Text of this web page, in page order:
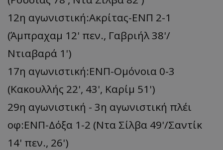
12η αγωνιστική:Ακρίτας-ΕΝΠ 2-1
(Άμπραχαμ 12' πεν., Γαβριήλ 38'/
Ντιαβαρά 1')
17η αγωνιστική:ΕΝΠ-Ομόνοια 0-3
(Κακουλλής 22', 43', Kαρίμ 51')
29η αγωνιστική - 3η αγωνιστική πλέι
οφ:ΕΝΠ-Δόξα 1-2 (Ντα Σίλβα 49'/Σαντίκ
14' πεν., 26')